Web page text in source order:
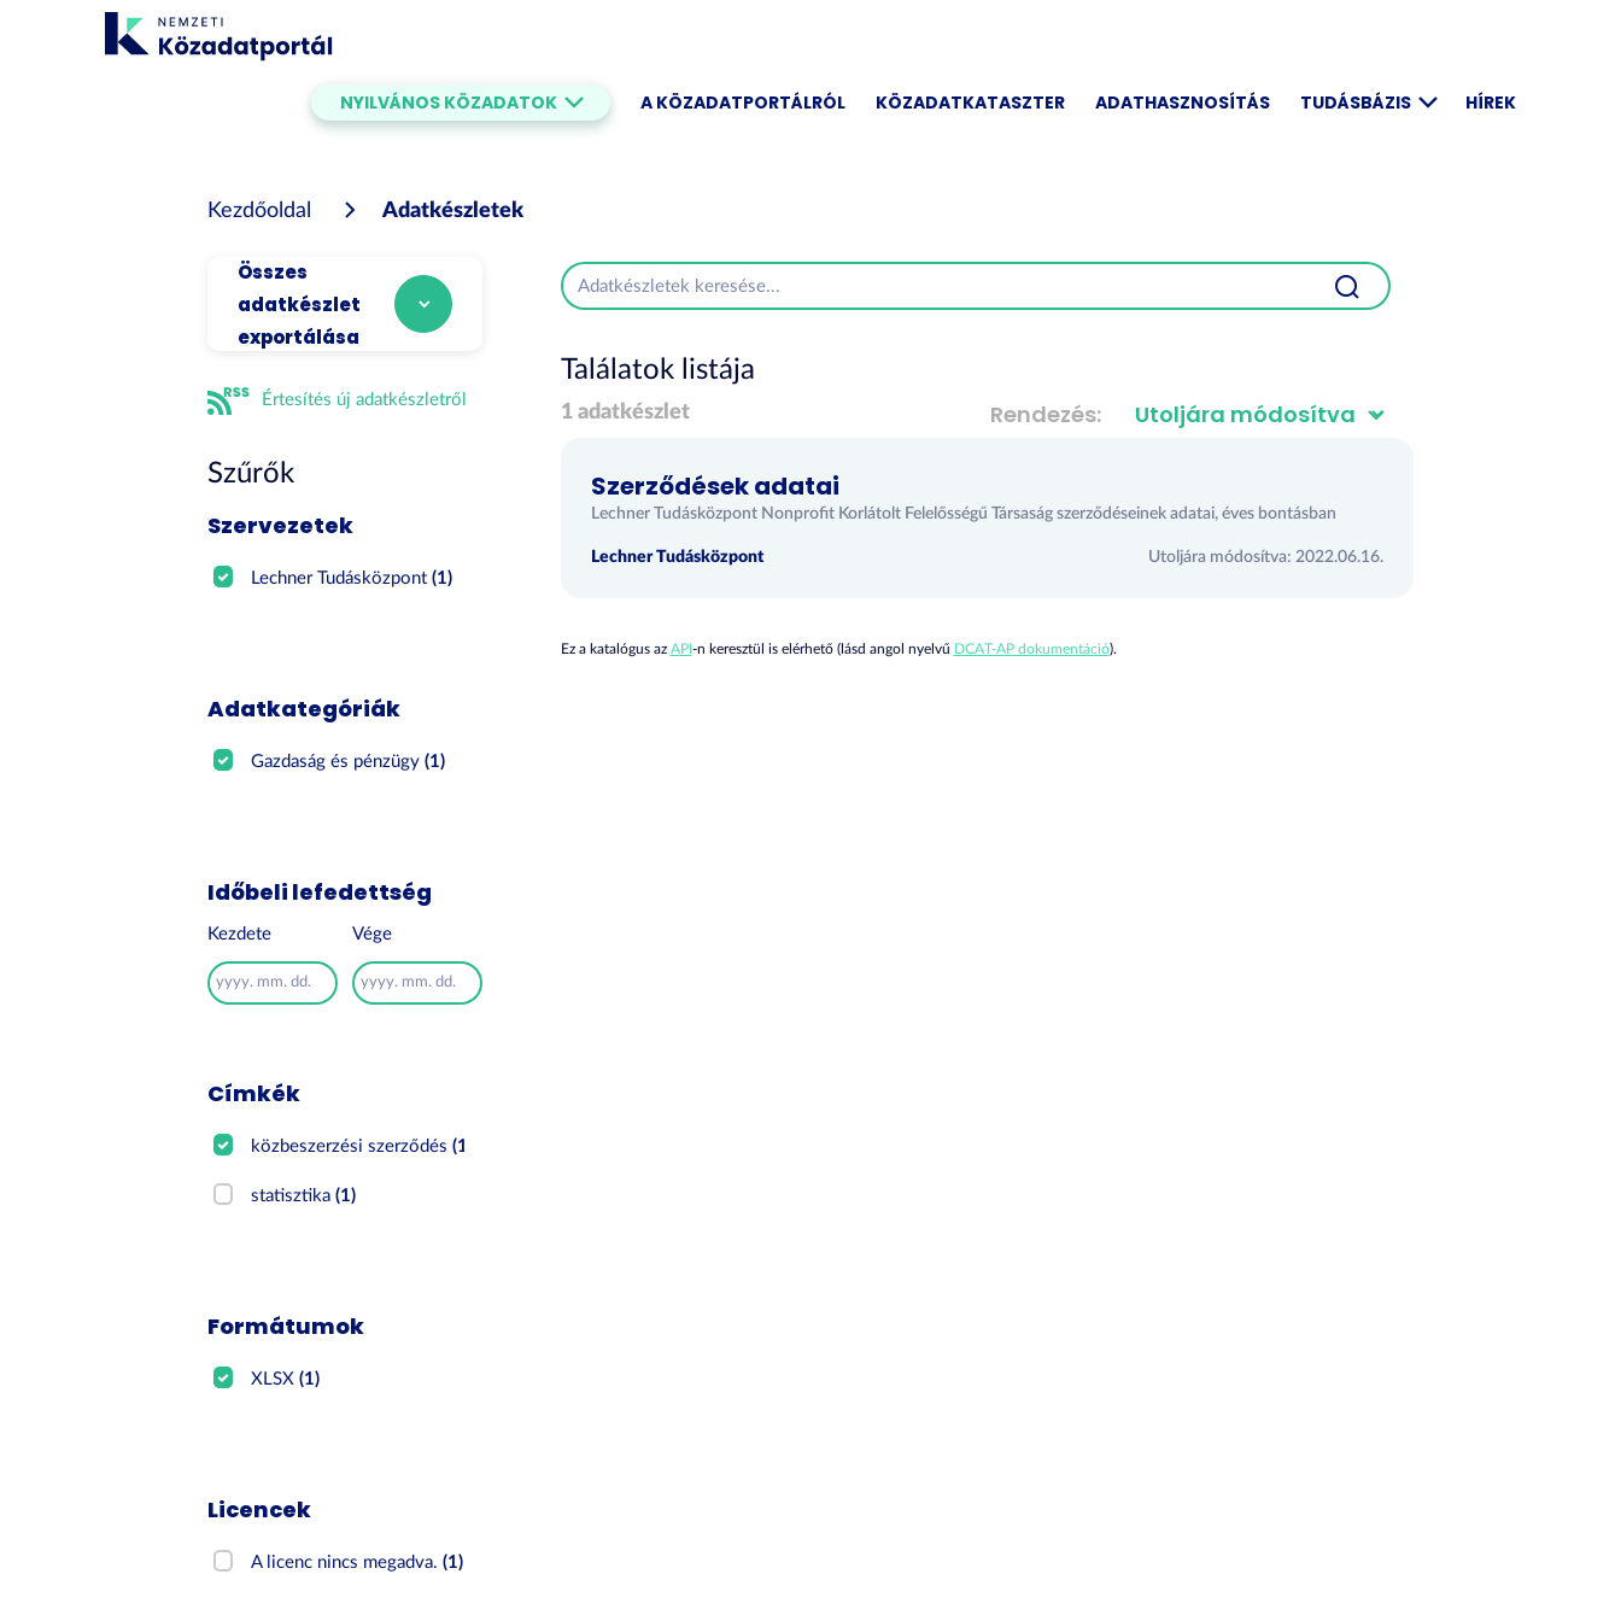
NYILVÁNOS KÖZADATOK A KÖZADATPORTÁLRÓL KÖZADATKATASZTER ADATHASZNOSÍTÁS TUDÁSBÁZIS HÍREK
Kezdőoldal Adatkészletek
Összes
adatkészlet
exportálása
Értesítés új adatkészletről
Szűrők
Szervezetek
Lechner Tudásközpont(1)
Adatkategóriák
Gazdaság és pénzügy(1)
Időbeli lefedettség
Kezdete Vége
Címkék
közbeszerzési szerződés(1)
statisztika(1)
Formátumok
XLSX(1)
Licencek
A licenc nincs megadva.(1)
Rendezés
Találatok listája
1 adatkészlet
Szerződések adatai
Lechner Tudásközpont Nonprofit Korlátolt Felelősségű Társaság szerződéseinek adatai, éves bontásban
Lechner Tudásközpont Utoljára módosítva: 2022.06.16.
Ez a katalógus az API-n keresztül is elérhető (lásd angol nyelvű DCAT-AP dokumentáció).